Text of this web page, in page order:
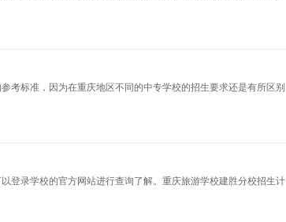
考标准，因为在重庆地区不同的中专学校的招生要求还是有所区别
登录学校的官方网站进行查询了解。重庆旅游学校建胜分校招生计